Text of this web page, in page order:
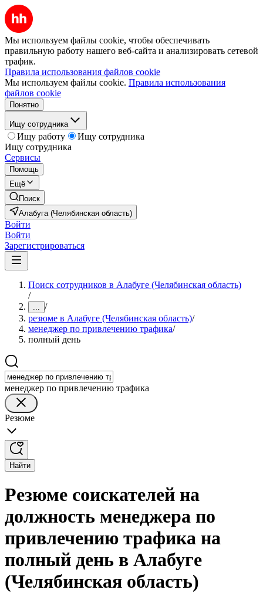
Мы используем файлы cookie, чтобы обеспечивать
правильную работу нашего веб-сайта и анализировать сетевой
трафик.
Правила использования файлов cookie
Мы используем файлы cookie. Правила использования
файлов cookie
Понятно
Ищу сотрудника
Ищу работу
Ищу сотрудника
Ищу сотрудника
Сервисы
Помощь
Ещё
Поиск
Алабуга (Челябинская область)
Войти
Войти
Зарегистрироваться
Поиск сотрудников в Алабуге (Челябинская область)
/
... /
резюме в Алабуге (Челябинская область)/
менеджер по привлечению трафика/
полный день
менеджер по привлечению трафика
Резюме
Найти
Резюме соискателей на
должность менеджера по
привлечению трафика на
полный день в Алабуге
(Челябинская область)